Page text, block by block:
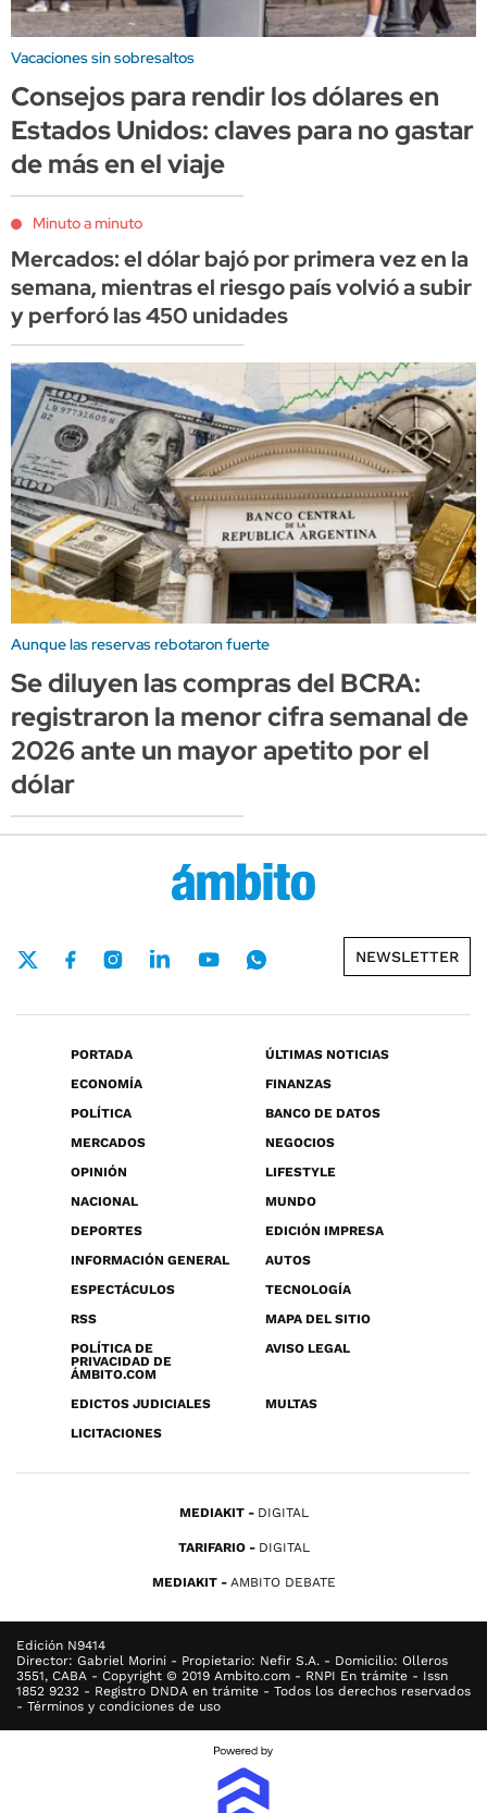
Vacaciones sin sobresaltos
Consejos para rendir los dólares en
Estados Unidos: claves para no gastar
de más en el viaje
Minuto a minuto
Mercados: el dólar bajó por primera vez en la
semana, mientras el riesgo país volvió a subir
y perforó las 450 unidades
Aunque las reservas rebotaron fuerte
Se diluyen las compras del BCRA:
registraron la menor cifra semanal de
2026 ante un mayor apetito por el
dólar
NEWSLETTER
PORTADA
ÚLTIMAS NOTICIAS
ECONOMÍA
FINANZAS
POLÍTICA
BANCO DE DATOS
MERCADOS
NEGOCIOS
OPINIÓN
LIFESTYLE
NACIONAL
MUNDO
DEPORTES
EDICIÓN IMPRESA
INFORMACIÓN GENERAL
AUTOS
ESPECTÁCULOS
TECNOLOGÍA
RSS
MAPA DEL SITIO
POLÍTICA DE
PRIVACIDAD DE
ÁMBITO.COM
AVISO LEGAL
EDICTOS JUDICIALES
MULTAS
LICITACIONES
MEDIAKIT DIGITAL
TARIFARIO DIGITAL
MEDIAKIT AMBITO DEBATE
Edición N9414
Director: Gabriel Morini - Propietario: Nefir S.A. - Domicilio: Olleros
3551, CABA - Copyright © 2019 Ambito.com - RNPI En trámite - Issn
1852 9232 - Registro DNDA en trámite - Todos los derechos reservados
- Términos y condiciones de uso